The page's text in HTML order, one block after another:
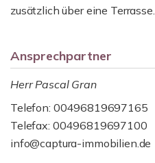
zusätzlich über eine Terrasse.
Ansprechpartner
Herr Pascal Gran
Telefon: 00496819697165
Telefax: 00496819697100
info@captura-immobilien.de